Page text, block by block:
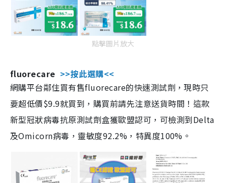
點擊圖片放大
fluorecare >>按此選購<<
網購平台鄰住買有售fluorecare的快速測試劑，現時只
要超低價$9.9就買到，購買前請先注意送貨時間！這款
新型冠狀病毒抗原測試劑盒獲歐盟認可，可檢測到Delta
及Omicorn病毒，靈敏度92.2%，特異度100%。